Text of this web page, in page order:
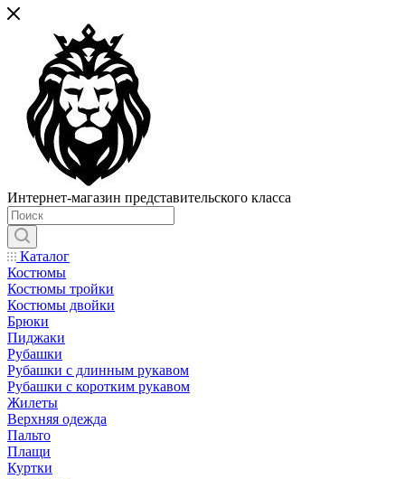
Интернет-магазин представительского класса
Каталог
Костюмы
Костюмы тройки
Костюмы двойки
Брюки
Пиджаки
Рубашки
Рубашки с длинным рукавом
Рубашки с коротким рукавом
Жилеты
Верхняя одежда
Пальто
Плащи
Куртки